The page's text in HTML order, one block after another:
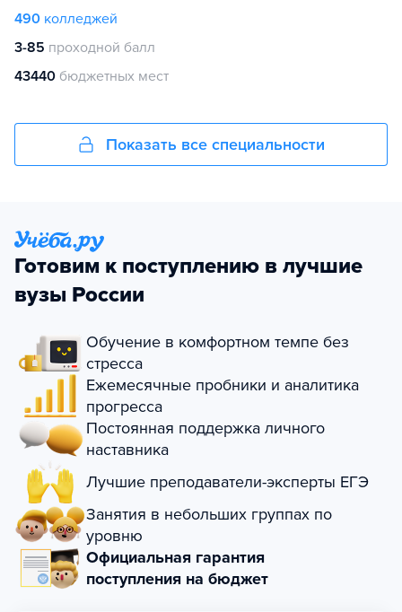
490 колледжей
3-85 проходной балл
43440 бюджетных мест
Показать все специальности
Готовим к поступлению в лучшие
вузы России
Обучение в комфортном темпе без
стресса
Ежемесячные пробники и аналитика
прогресса
Постоянная поддержка личного
наставника
Лучшие преподаватели-эксперты ЕГЭ
Занятия в небольших группах по
уровню
Официальная гарантия
поступления на бюджет